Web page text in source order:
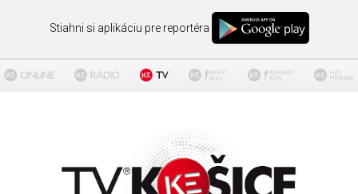
Stiahni si aplikáciu pre reportéra